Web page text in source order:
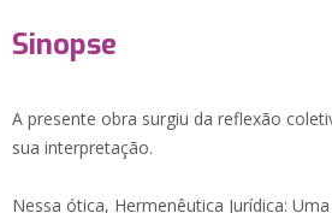
Sinopse
A presente obra surgiu da reflexão
sua interpretação.
Nessa ótica, Hermenêutica Jurídica: